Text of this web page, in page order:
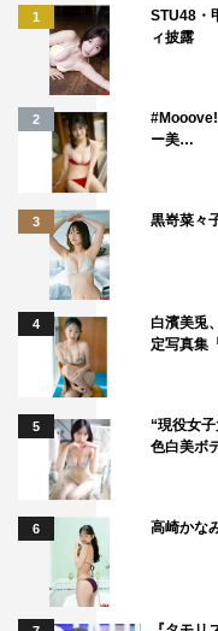
３時のヒロイン
吉高由里子
結木滉星
1
STU48・
ィ披露
2
ー美…
3 黒嵜菜々
4
白濱美兎
定写真集
5
“現役女
色白美ボ
6 高崎かな